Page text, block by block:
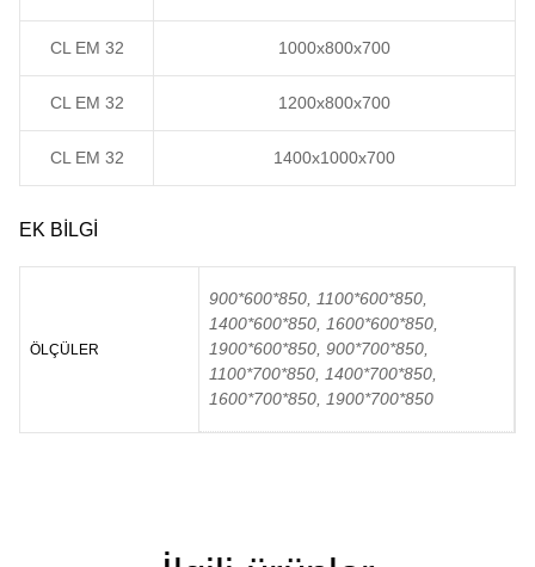
CL EM 32 1000x800x700
CL EM 32 1200x800x700
CL EM 32 1400x1000x700
EK BILGI
ÖLÇÜLER
900*600*850, 1100*600*850,
1400*600*850, 1600*600*850,
1900*600*850, 900*700*850,
1100*700*850, 1400*700*850,
1600*700*850, 1900*700*850